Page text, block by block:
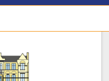
im. Stefana